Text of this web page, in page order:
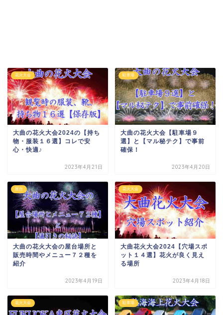
花火大会
大曲の花火大会2024の【持ち
物・服装１６選】コレで安
心・快適♪
2023年4月21日
駐車場
大曲の花火大会【駐車場９
選】と【マル秘テク】で事前
確保！
2023年4月20日
屋台
大曲の花火大会の屋台場所と
販売時間やメニュー７２種を
紹介
2023年4月19日
花火大会
大曲花火大会2024【穴場スポ
ット１４選】花火が良く見え
る場所
2023年4月18日
花火大会 駐車場